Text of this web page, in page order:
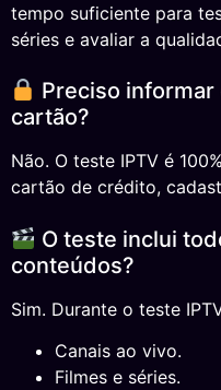
tempo suficiente para
séries e avaliar a
Preciso
cartão?
Não. O teste IPTV é
cartão de crédito,
O teste inclui
conteúdos?
Sim. Durante o teste
Canais ao vivo.
Filmes e séries.